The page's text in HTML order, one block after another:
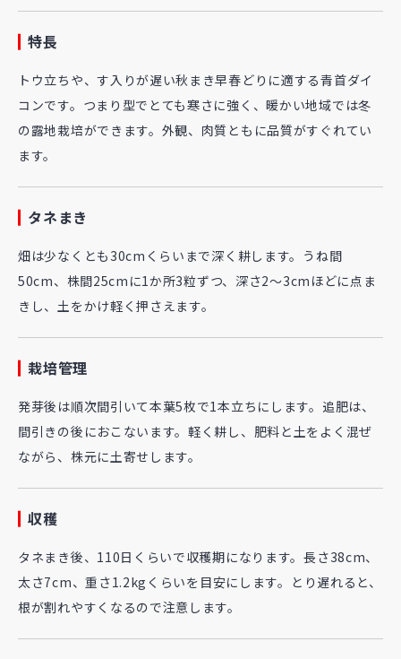
特長
トウ立ちや、す入りが遅い秋まき早春どりに適する青首ダイ
コンです。つまり型でとても寒さに強く、暖かい地域では冬
の露地栽培ができます。外観、肉質ともに品質がすぐれてい
ます。
タネまき
畑は少なくとも30cmくらいまで深く耕します。うね間
50cm、株間25cmに1か所3粒ずつ、深さ2～3cmほどに点ま
きし、土をかけ軽く押さえます。
栽培管理
発芽後は順次間引いて本葉5枚で1本立ちにします。追肥は、
間引きの後におこないます。軽く耕し、肥料と土をよく混ぜ
ながら、株元に土寄せします。
収穫
タネまき後、110日くらいで収穫期になります。長さ38cm、
太さ7cm、重さ1.2kgくらいを目安にします。とり遅れると、
根が割れやすくなるので注意します。